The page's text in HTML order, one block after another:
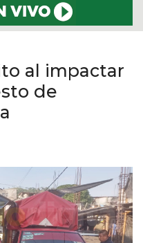
al impactar
de